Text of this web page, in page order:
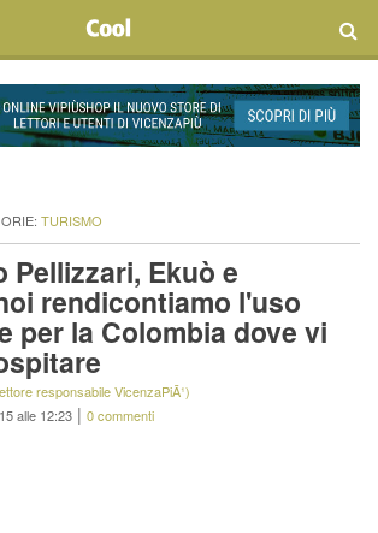
TURISMO
Pellizzari, Ekuò e
rendicontiamo l'uso
per la Colombia dove vi
responsabile VicenzaPiÃ¹)
alle 12:23 | 0 commenti